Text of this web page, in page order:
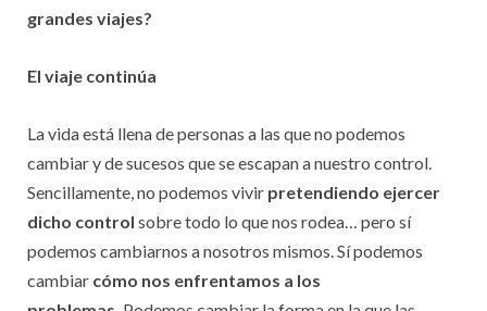
grandes viajes?
El viaje continúa
La vida está llena de personas a las que no podemos
cambiar y de sucesos que se escapan a nuestro control.
Sencillamente, no podemos vivir pretendiendo ejercer
dicho control sobre todo lo que nos rodea… pero sí
podemos cambiarnos a nosotros mismos. Sí podemos
cambiar cómo nos enfrentamos a los